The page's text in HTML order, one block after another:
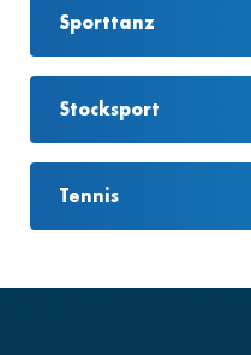
Sporttanz
Stocksport
Tennis